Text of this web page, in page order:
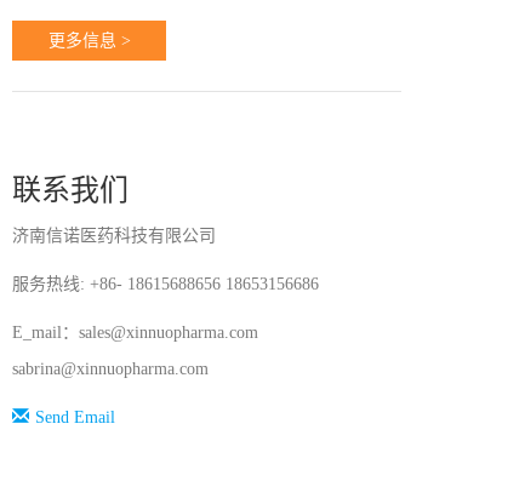
更多信息 >
联系我们
济南信诺医药科技有限公司
服务热线: +86- 18615688656 18653156686
E_mail：sales@xinnuopharma.com
sabrina@xinnuopharma.com
Send Email